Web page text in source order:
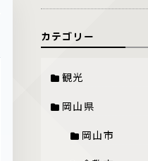
カテゴリー
観光
岡山県
岡山市